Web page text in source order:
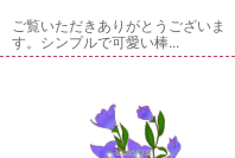
ご覧いただきありがとうございま
す。シンプルで可愛い棒...